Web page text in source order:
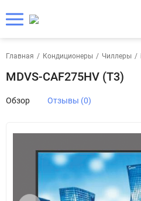
Главная / Кондиционеры / Чиллеры /
MDVS-CAF275HV (T3)
Обзор Отзывы (0)